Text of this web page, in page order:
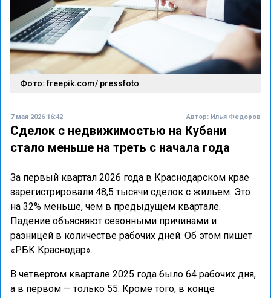
Фото: freepik.com/ pressfoto
7 мая 2026 16:42 Автор: Илья Федоров
Сделок с недвижимостью на Кубани
стало меньше на треть с начала года
За первый квартал 2026 года в Краснодарском крае
зарегистрировали 48,5 тысячи сделок с жильем. Это
на 32% меньше, чем в предыдущем квартале.
Падение объясняют сезонными причинами и
разницей в количестве рабочих дней. Об этом пишет
«РБК Краснодар».
В четвертом квартале 2025 года было 64 рабочих дня,
а в первом — только 55. Кроме того, в конце